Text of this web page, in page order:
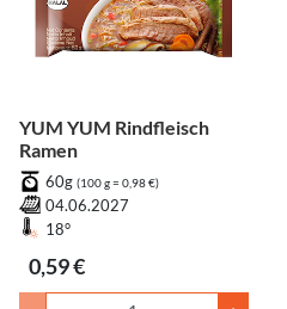
YUM YUM Rindfleisch
Ramen
60g (100 g = 0,98 €)
04.06.2027
18°
0,59 €